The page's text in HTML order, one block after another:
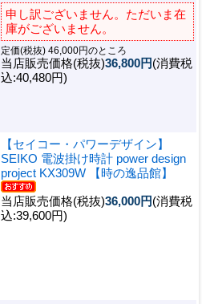
申し訳ございません。ただいま在
庫がございません。
定価(税抜) 46,000円のところ
当店販売価格(税抜)36,800円(消費税
込:40,480円)
【セイコー・パワーデザイン】
SEIKO 電波掛け時計 power design
project KX309W 【時の逸品館】
当店販売価格(税抜)36,000円(消費税
込:39,600円)